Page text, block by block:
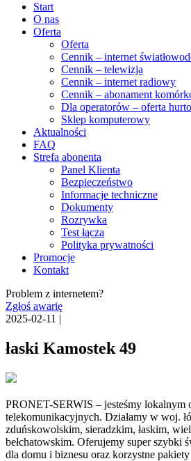
Start
O nas
Oferta
Oferta
Cennik – internet
Cennik – telewizja
Cennik – internet radiowy
Cennik – abonament
Dla operatorów – oferta
Sklep komputerowy
Aktualności
FAQ
Strefa abonenta
Panel Klienta
Bezpieczeństwo
Informacje techniczne
Dokumenty
Rozrywka
Test łącza
Polityka prywatności
Promocje
Kontakt
Problem z internetem?
Zgłoś awarię
2025-02-11 |
łaski Kamostek 49
PRONET-SERWIS – jesteśmy lokalnym
telekomunikacyjnych. Działamy w woj.
zduńskowolskim, sieradzkim, łaskim,
bełchatowskim. Oferujemy super szybki
dla domu i biznesu oraz korzystne